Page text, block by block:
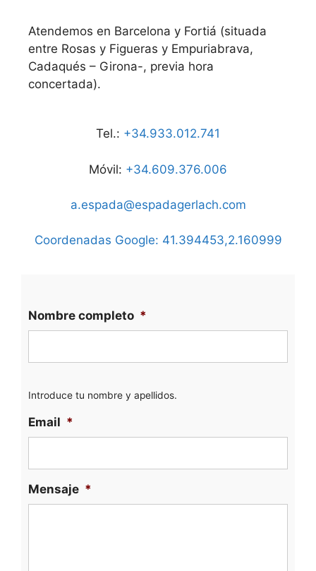
Atendemos en Barcelona y Fortiá (situada
entre Rosas y Figueras y Empuriabrava,
Cadaqués – Girona-, previa hora
concertada).
Tel.: +34.933.012.741
Móvil: +34.609.376.006
a.espada@espadagerlach.com
Coordenadas Google: 41.394453,2.160999
Nombre completo *
Introduce tu nombre y apellidos.
Email *
Mensaje *